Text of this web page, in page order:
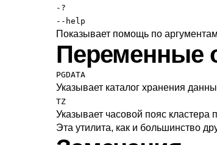
-?
--help
Показывает помощь по
Переменные
PGDATA
Указывает каталог хранения
TZ
Указывает часовой пояс
Эта утилита, как и большинство